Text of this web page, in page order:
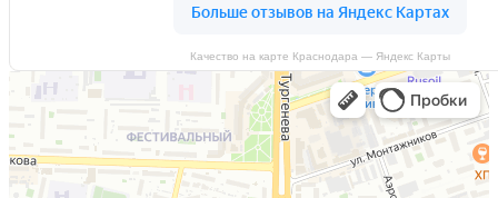
Качество на карте Краснодара — Яндекс Карты